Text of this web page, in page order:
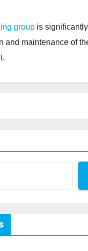
group is
and maintenance of